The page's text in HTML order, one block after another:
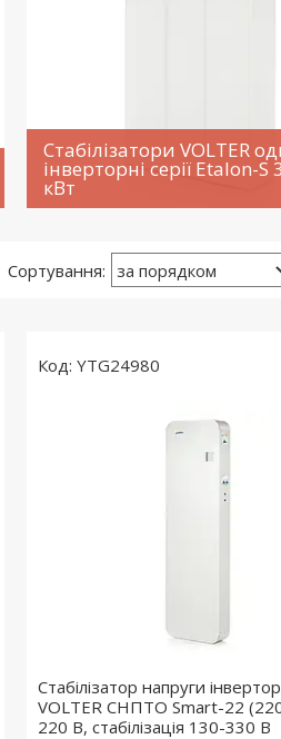
Стабілізатори VOLTER
інверторні серії Etalon-S
кВт
YTG24980
Стабілізатор напруги
VOLTER СНПТО Smart-22
220 В, стабілізація 130-330 В